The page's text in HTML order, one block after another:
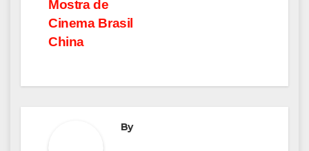
Mostra de
Cinema Brasil
China
By